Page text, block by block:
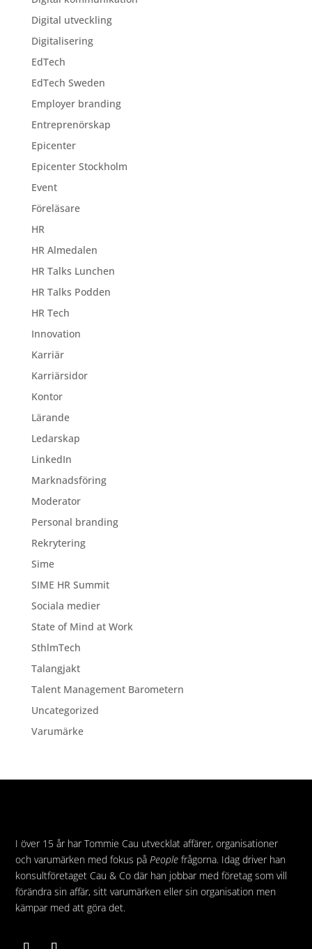
Digital utveckling
Digitalisering
EdTech
EdTech Sweden
Employer branding
Entreprenörskap
Epicenter
Epicenter Stockholm
Event
Föreläsare
HR
HR Almedalen
HR Talks Lunchen
HR Talks Podden
HR Tech
Innovation
Karriär
Karriärsidor
Kontor
Lärande
Ledarskap
LinkedIn
Marknadsföring
Moderator
Personal branding
Rekrytering
Sime
SIME HR Summit
Sociala medier
State of Mind at Work
SthlmTech
Talangjakt
Talent Management Barometern
Uncategorized
Varumärke
I över 15 år har Tommie Cau utvecklat affärer, organisationer
och varumärken med fokus påPeople frågorna. Idag driver han
konsultföretaget Cau & Co där han jobbar med företag som vill
förändra sin affär, sitt varumärken eller sin organisation men
kämpar med att göra det.